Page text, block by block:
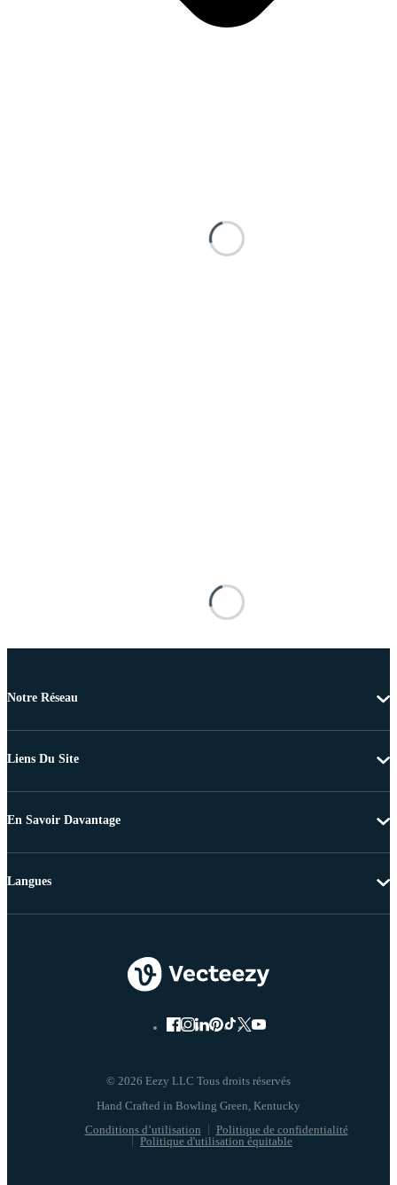
Notre Réseau
Liens Du Site
En Savoir Davantage
© 2026 Eezy LLC Tous droits réservés
Conditions d’utilisation
Politique de confidentialité
Politique d'utilisation équitable
Langues